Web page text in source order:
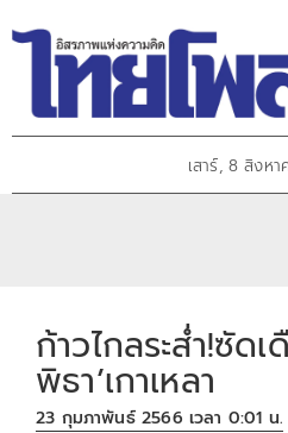
เสาร์, 8 สิงห
ก้าวไกลระสํ่า!ซัด
พิธา’เกาเหลา
23 กุมภาพันธ์ 2566 เวลา 0:01 น.